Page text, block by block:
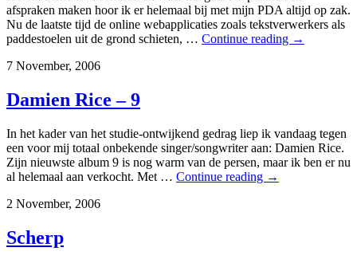
afspraken maken hoor ik er helemaal bij met mijn PDA altijd op zak.
Nu de laatste tijd de online webapplicaties zoals tekstverwerkers als
paddestoelen uit de grond schieten, … Continue reading →
7 November, 2006
Damien Rice – 9
In het kader van het studie-ontwijkend gedrag liep ik vandaag tegen
een voor mij totaal onbekende singer/songwriter aan: Damien Rice.
Zijn nieuwste album 9 is nog warm van de persen, maar ik ben er nu
al helemaal aan verkocht. Met … Continue reading →
2 November, 2006
Scherp